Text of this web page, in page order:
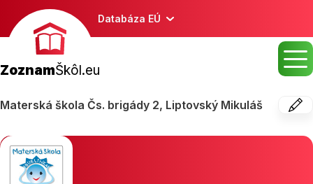
Databáza EÚ
ZoznamŠkôl.eu
Materská škola Čs. brigády 2, Liptovský Mikuláš